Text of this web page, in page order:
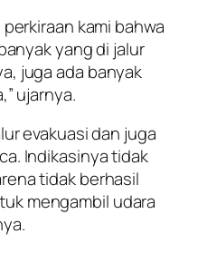
kami bahwa
yang di jalur
juga ada banyak
ujarnya.
evakuasi dan juga
Indikasinya tidak
tidak berhasil
mengambil udara